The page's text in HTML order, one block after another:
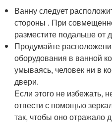
Ванну следует
стороны . При
разместите подальше от
Продумайте
оборудования в ванной
умываясь, человек ни в
двери.
Если этого не избежать,
отвести с помощью
так, чтобы оно отражало